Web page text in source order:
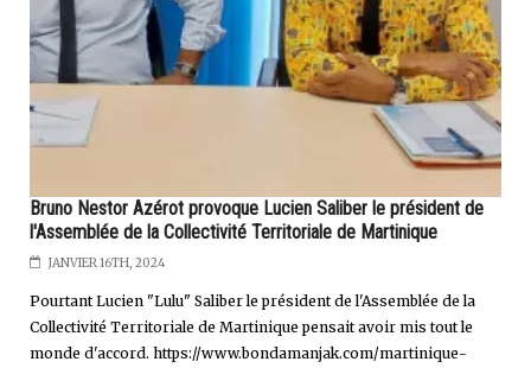
Bruno Nestor Azérot provoque Lucien Saliber le président de
l'Assemblée de la Collectivité Territoriale de Martinique
JANVIER 16TH, 2024
Pourtant Lucien "Lulu" Saliber le président de l'Assemblée de la
Collectivité Territoriale de Martinique pensait avoir mis tout le
monde d'accord. https://www.bondamanjak.com/martinique-